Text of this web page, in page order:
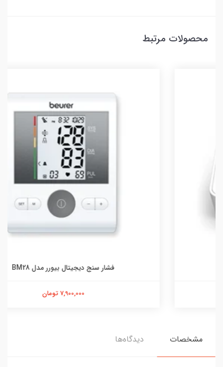
محصولات مرتبط
فشار سنج دیجیتال بیورر مدل BM28
مشخصات دیدگاه‌ها